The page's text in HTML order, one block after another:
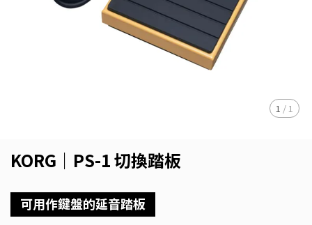
1 / 1
KORG｜PS-1 切換踏板
可用作鍵盤的延音踏板